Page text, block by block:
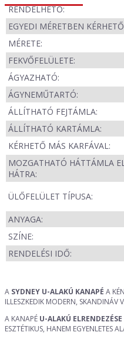
RENDELHETŐ:
EGYEDI MÉRETBEN
MÉRETE:
FEKVŐFELÜLETE:
ÁGYAZHATÓ:
ÁGYNEMŰTARTÓ:
ÁLLÍTHATÓ FEJTÁMLA:
ÁLLÍTHATÓ KARTÁMLA:
KÉRHETŐ MÁS KARFÁVAL:
MOZGATHATÓ HÁTTÁMLA
HÁTRA:
ÜLŐFELÜLET TÍPUSA:
ANYAGA:
SZÍNE:
RENDELÉSI IDŐ:
A SYDNEY U-ALAKÚ KANAPÉ A
ILLESZKEDIK MODERN, SKANDINÁV
A KANAPÉ U-ALAKÚ ELRENDEZÉSE
ESZTÉTIKUS, HANEM EGYENLETES